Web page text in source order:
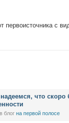
первоисточника с
что
в блог на первой полосе